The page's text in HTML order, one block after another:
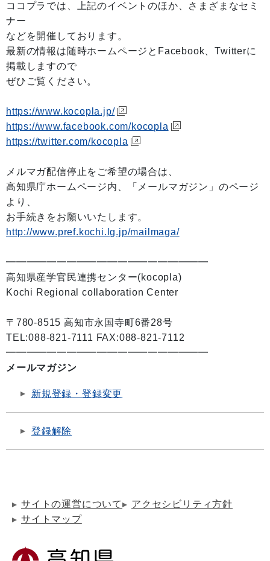
ココプラでは、上記のイベントのほか、さまざまなセミ
ナー
などを開催しております。
最新の情報は随時ホームページとFacebook、Twitterに
掲載しますので
ぜひご覧ください。
https://www.kocopla.jp/
https://www.facebook.com/kocopla
https://twitter.com/kocopla
メルマガ配信停止をご希望の場合は、
高知県庁ホームページ内、「メールマガジン」のページ
より、
お手続きをお願いいたします。
http://www.pref.kochi.lg.jp/mailmaga/
━━━━━━━━━━━━━━━━━━━━
高知県産学官民連携センター(kocopla)
Kochi Regional collaboration Center
〒780-8515 高知市永国寺町6番28号
TEL:088-821-7111 FAX:088-821-7112
━━━━━━━━━━━━━━━━━━━━
メールマガジン
新規登録・登録変更
登録解除
サイトの運営について
アクセシビリティ方針
サイトマップ